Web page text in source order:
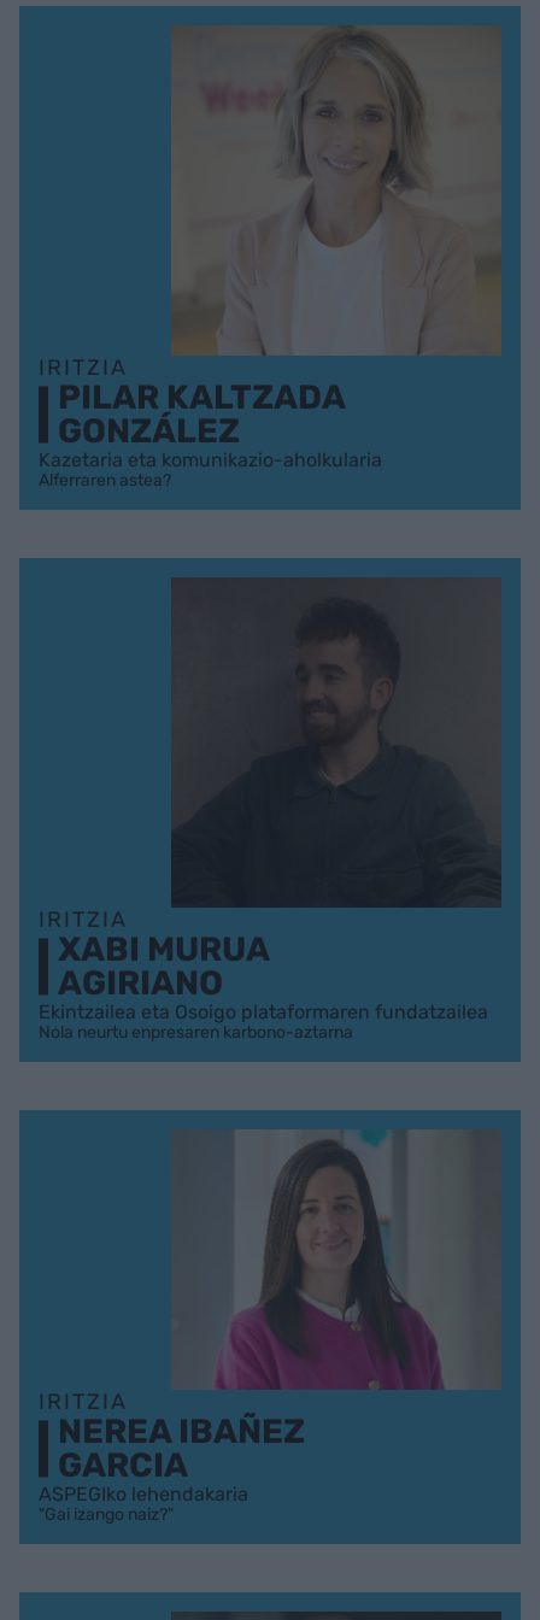
IRITZIA
PILAR KALTZADA
GONZÁLEZ
Kazetaria eta komunikazio-aholkularia
Alferraren astea?
IRITZIA
XABI MURUA
AGIRIANO
Ekintzailea eta Osoigo plataformaren fundatzailea
Nola neurtu enpresaren karbono-aztarna
IRITZIA
NEREA IBAÑEZ
GARCIA
ASPEGIko lehendakaria
"Gai izango naiz?"